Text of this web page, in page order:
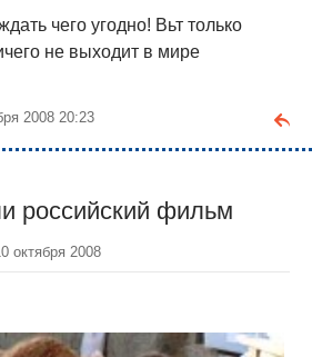
чего угодно! Вьт только
не выходит в мире
2008 20:23
российский фильм
октября 2008